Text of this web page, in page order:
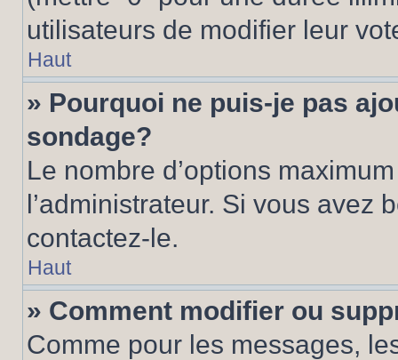
utilisateurs de modifier leur
Haut
» Pourquoi ne puis-je pas
sondage?
Le nombre d’options
l’administrateur. Si vous avez
contactez-le.
Haut
» Comment modifier ou
Comme pour les messages,